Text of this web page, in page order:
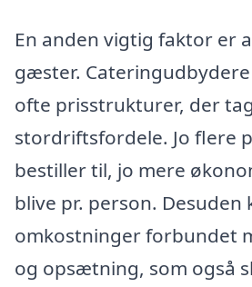
En anden vigtig faktor er
gæster.
ofte prisstrukturer, der
stordriftsfordele. Jo flere
bestiller til, jo mere
blive pr. person.
omkostninger forbundet
og opsætning, som også